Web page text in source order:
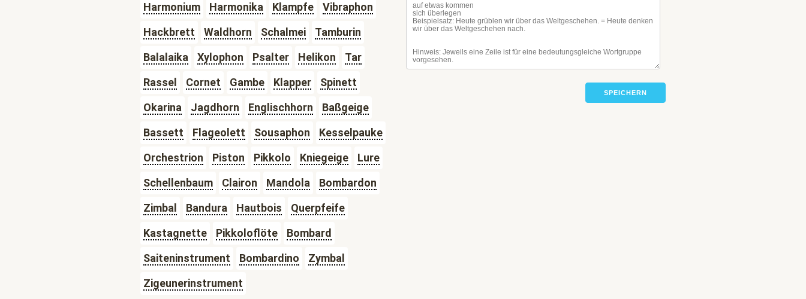
Harmonium
Harmonika Klampfe
Vibraphon
Hackbrett
Waldhorn Schalmei
Tamburin
Balalaika
Xylophon Psalter Helikon
Tar
Rassel
Cornet Gambe Klapper
Spinett
Okarina
Jagdhorn Englischhorn
Baßgeige
Bassett
Flageolett Sousaphon
Kesselpauke
Orchestrion
Piston Pikkolo Kniegeige
Lure
Schellenbaum
Clairon Mandola
Bombardon
Zimbal
Bandura Hautbois
Querpfeife
Kastagnette
Pikkoloflöte
Bombard
Saiteninstrument
Bombardino
Zymbal
Zigeunerinstrument
SPEICHERN